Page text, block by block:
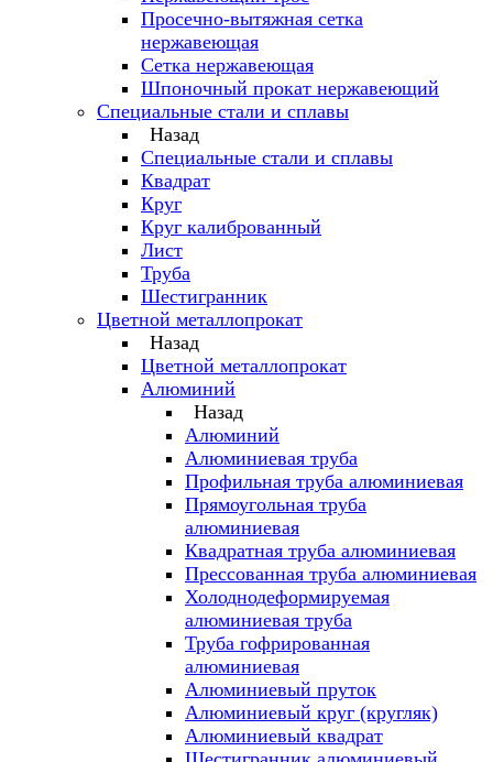
Просечно-вытяжная сетка
нержавеющая
Сетка нержавеющая
Шпоночный прокат нержавеющий
Специальные стали и сплавы
Назад
Специальные стали и сплавы
Квадрат
Круг
Круг калиброванный
Лист
Труба
Шестигранник
Цветной металлопрокат
Назад
Цветной металлопрокат
Алюминий
Назад
Алюминий
Алюминиевая труба
Профильная труба алюминиевая
Прямоугольная труба
алюминиевая
Квадратная труба алюминиевая
Прессованная труба алюминиевая
Холоднодеформируемая
алюминиевая труба
Труба гофрированная
алюминиевая
Алюминиевый пруток
Алюминиевый круг (кругляк)
Алюминиевый квадрат